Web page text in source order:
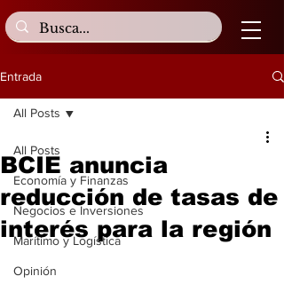
Entrada
All Posts
Economía y Finanzas
Negocios e Inversiones
Marítimo y Logística
Opinión
All Posts
BCIE anuncia
reducción de tasas de
interés para la región